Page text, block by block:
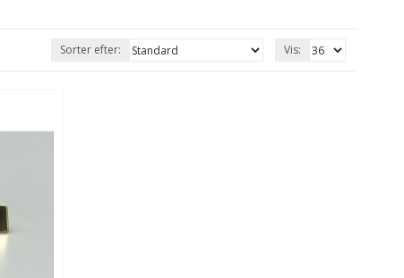
Sorter efter: Vis: